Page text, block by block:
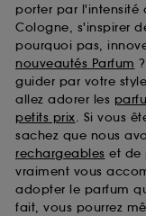
porter par
Cologne, s'inspirer
pourquoi pas,
nouveautés Parfum
guider par votre
allez adorer les
petits prix. Si vous
sachez que nous
rechargeables et de
vraiment vous
adopter le parfum
fait, vous pourrez